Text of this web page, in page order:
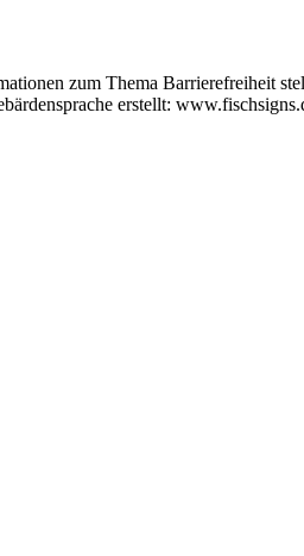
zum Thema Barrierefreiheit
erstellt: